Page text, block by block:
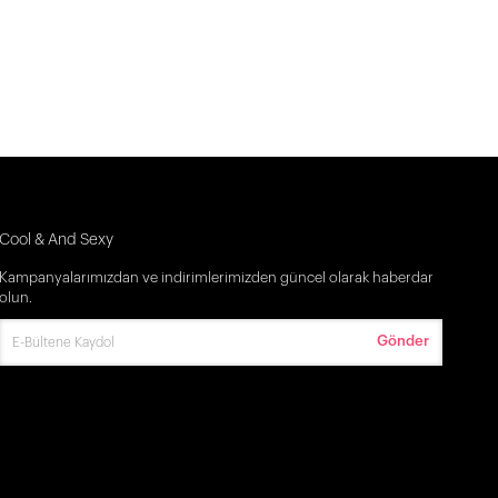
Cool & And Sexy
Kampanyalarımızdan ve indirimlerimizden güncel olarak haberdar
olun.
Gönder